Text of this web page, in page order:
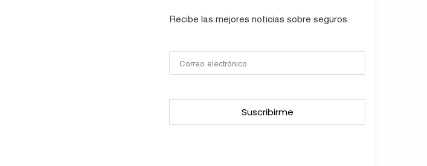
Recibe las mejores noticias sobre seguros.